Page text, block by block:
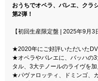
おうちでオペラ、バレエ、クラ
第2弾！
【初回生産限定盤 | 2025年9月3
★2020年にご好評いただいた
★オペラやバレエに、バッハの
タル、3大テノールのライヴを
★パヴァロッティ、ドミンゴ、